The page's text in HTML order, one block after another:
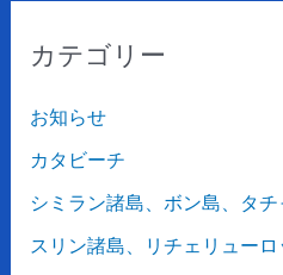
カテゴリー
お知らせ
カタビーチ
シミラン諸島、ボン島、タチ
スリン諸島、リチェリューロ